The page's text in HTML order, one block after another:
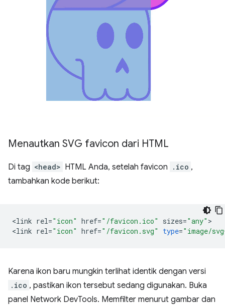
Menautkan SVG favicon dari HTML
Di tag <head> HTML Anda, setelah favicon .ico ,
tambahkan kode berikut:
<link rel="icon" href="/favicon.ico" sizes="any" >
<link rel="icon" href="/favicon.svg" type="image/
Karena ikon baru mungkin terlihat identik dengan versi
.ico , pastikan ikon tersebut sedang digunakan. Buka
panel Network DevTools. Memfilter menurut gambar dan